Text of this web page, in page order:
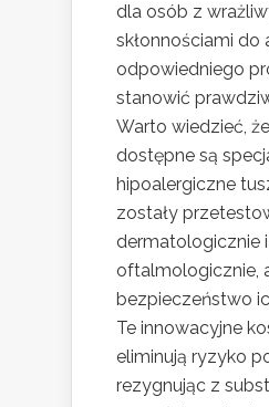
dla osób z
skłonnościami do
odpowiedniego
stanowić
Warto wiedzieć,
dostępne są
hipoalergiczne
zostały
dermatologicznie i
oftalmologicznie,
bezpieczeństwo
Te innowacyjne
eliminują ryzyko
rezygnując z